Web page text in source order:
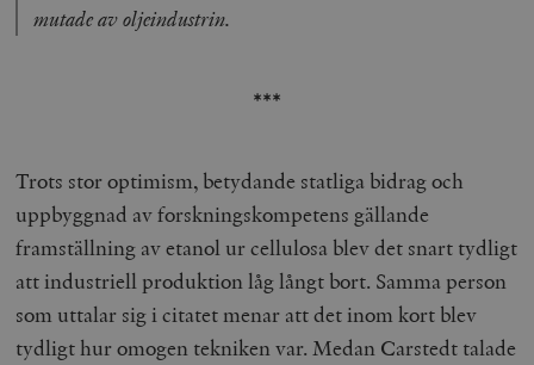
mutade av oljeindustrin.
***
Trots stor optimism, betydande statliga bidrag och
uppbyggnad av forskningskompetens gällande
framställning av etanol ur cellulosa blev det snart tydligt
att industriell produktion låg långt bort. Samma person
som uttalar sig i citatet menar att det inom kort blev
tydligt hur omogen tekniken var. Medan Carstedt talade